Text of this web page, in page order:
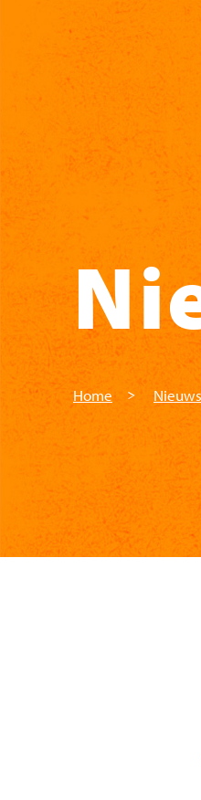
Skip to main content
Home